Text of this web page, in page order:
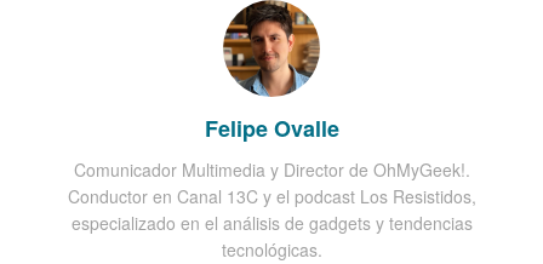
Felipe Ovalle
Comunicador Multimedia y Director de OhMyGeek!.
Conductor en Canal 13C y el podcast Los Resistidos,
especializado en el análisis de gadgets y tendencias
tecnológicas.